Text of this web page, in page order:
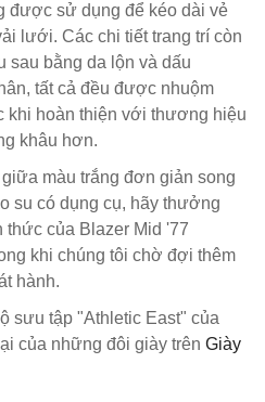
được sử dụng để kéo dài vẻ
lưới. Các chi tiết trang trí còn
sau bằng da lộn và dấu
tất cả đều được nhuộm
khi hoàn thiện với thương hiệu
khâu hơn.
màu trắng đơn giản song
su có dụng cụ, hãy thưởng
của Blazer Mid '77
khi chúng tôi chờ đợi thêm
hành.
sưu tập "Athletic East" của
của những đôi giày trên Giày